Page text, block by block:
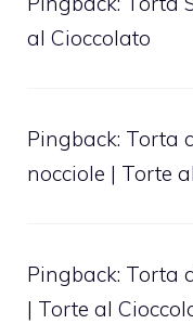
al Cioccolato
Pingback: Torta
nocciole | Torte
Pingback: Torta
| Torte al